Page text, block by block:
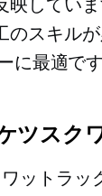
映してい
スキルが
に最適です
ツスク
ットラッ